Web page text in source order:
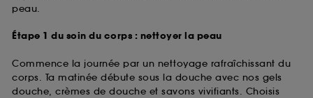
peau.
Étape 1 du soin du corps : nettoyer la peau
Commence la journée par un nettoyage rafraîchissant du
corps. Ta matinée débute sous la douche avec nos gels
douche, crèmes de douche et savons vivifiants. Choisis